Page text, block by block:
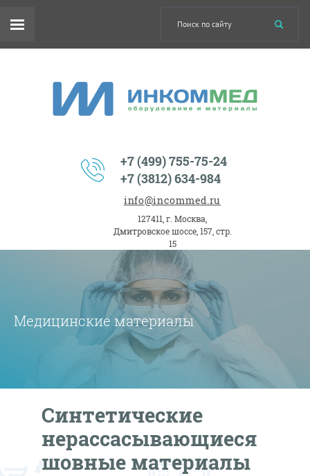
+7 (499) 755-75-24
+7 (3812) 634-984
info@incommed.ru
127411, г. Москва,
Дмитровское шоссе, 157, стр.
15
Медицинские материалы
Синтетические
нерассасывающиеся
шовные материалы